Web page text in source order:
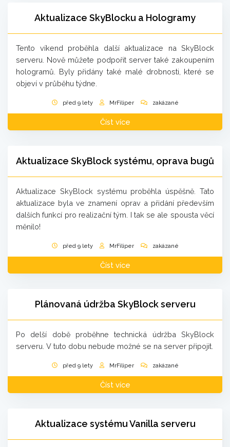
Aktualizace SkyBlocku a Hologramy
Tento víkend proběhla další aktualizace na SkyBlock
serveru. Nově můžete podpořit server také zakoupením
hologramů. Byly přidány také malé drobnosti, které se
objeví v průběhu týdne.
před 9 lety MrFiliper zakázané
Číst více
Aktualizace SkyBlock systému, oprava bugů
Aktualizace SkyBlock systému proběhla úspěšně. Tato
aktualizace byla ve znamení oprav a přidání především
dalších funkcí pro realizační tým. I tak se ale spousta věcí
měnilo!
před 9 lety MrFiliper zakázané
Číst více
Plánovaná údržba SkyBlock serveru
Po delší době proběhne technická údržba SkyBlock
serveru. V tuto dobu nebude možné se na server připojit.
před 9 lety MrFiliper zakázané
Číst více
Aktualizace systému Vanilla serveru